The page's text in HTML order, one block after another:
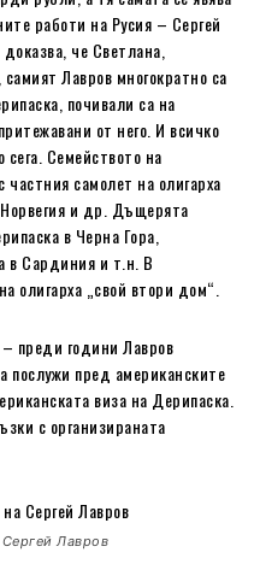
работи на Русия – Сергей
че Светлана,
Лавров многократно са
почивали са на
от него. И всичко
Семейството на
самолет на олигарха
и др. Дъщерята
в Черна Гора,
в Сардиния и т.н. В
олигарха „свой втори дом“.
преди години Лавров
послужи пред американските
виза на Дерипаска.
с организираната
Лавров